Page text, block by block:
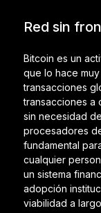
Red sin
Bitcoin es un
que lo hace
transacciones
transacciones a
sin necesidad
procesadores
fundamental
cualquier
un sistema
adopción
viabilidad a